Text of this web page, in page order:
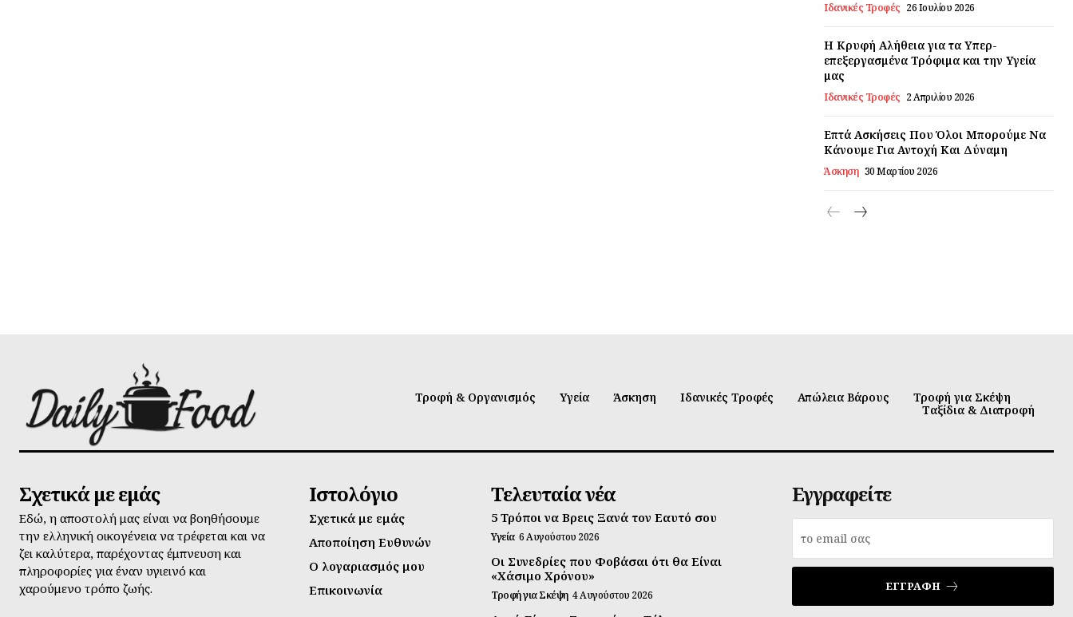
Ιδανικές Τροφές 26 Ιουλίου 2026
Η Κρυφή Αλήθεια για τα Υπερ-
επεξεργασμένα Τρόφιμα και την Υγεία
μας
Ιδανικές Τροφές 2 Απριλίου 2026
Επτά Ασκήσεις Που Όλοι Μπορούμε Να
Κάνουμε Για Αντοχή Και Δύναμη
Άσκηση 30 Μαρτίου 2026
Τροφή & Οργανισμός Υγεία Άσκηση Ιδανικές Τροφές Απώλεια Βάρους
Τροφή για Σκέψη
Ταξίδια & Διατροφή
Σχετικά με εμάς
Εδώ, η αποστολή μας είναι να βοηθήσουμε
την ελληνική οικογένεια να τρέφεται και να
ζει καλύτερα, παρέχοντας έμπνευση και
πληροφορίες για έναν υγιεινό και
χαρούμενο τρόπο ζωής.
Ιστολόγιο
Σχετικά με εμάς
Αποποίηση Ευθυνών
Ο λογαριασμός μου
Επικοινωνία
Τελευταία νέα
5 Τρόποι να Βρεις Ξανά τον Εαυτό σου
Υγεία 6 Αυγούστου 2026
Οι Συνεδρίες που Φοβάσαι ότι θα Είναι
«Χάσιμο Χρόνου»
Τροφή για Σκέψη 4 Αυγούστου 2026
Εγγραφείτε
ΕΓΓΡΑΦΉ